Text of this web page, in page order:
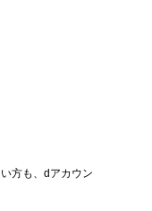
方も、dアカウン